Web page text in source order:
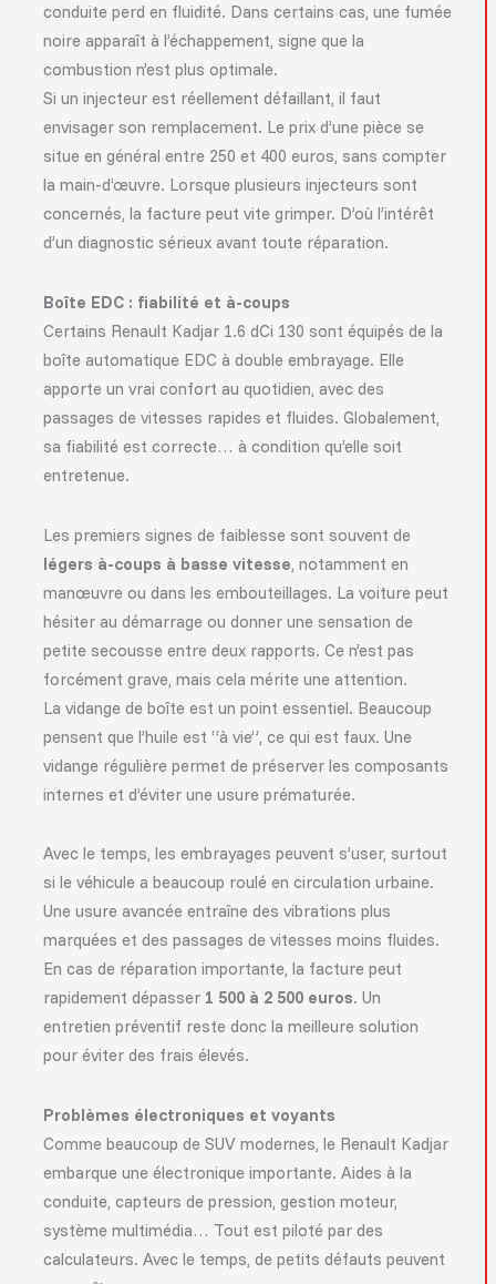
conduite perd en fluidité. Dans certains cas, une fumée
noire apparaît à l’échappement, signe que la
combustion n’est plus optimale.
Si un injecteur est réellement défaillant, il faut
envisager son remplacement. Le prix d’une pièce se
situe en général entre 250 et 400 euros, sans compter
la main-d’œuvre. Lorsque plusieurs injecteurs sont
concernés, la facture peut vite grimper. D’où l’intérêt
d’un diagnostic sérieux avant toute réparation.
Boîte EDC : fiabilité et à-coups
Certains Renault Kadjar 1.6 dCi 130 sont équipés de la
boîte automatique EDC à double embrayage. Elle
apporte un vrai confort au quotidien, avec des
passages de vitesses rapides et fluides. Globalement,
sa fiabilité est correcte… à condition qu’elle soit
entretenue.
Les premiers signes de faiblesse sont souvent de
légers à-coups à basse vitesse, notamment en
manœuvre ou dans les embouteillages. La voiture peut
hésiter au démarrage ou donner une sensation de
petite secousse entre deux rapports. Ce n’est pas
forcément grave, mais cela mérite une attention.
La vidange de boîte est un point essentiel. Beaucoup
pensent que l’huile est “à vie”, ce qui est faux. Une
vidange régulière permet de préserver les composants
internes et d’éviter une usure prématurée.
Avec le temps, les embrayages peuvent s’user, surtout
si le véhicule a beaucoup roulé en circulation urbaine.
Une usure avancée entraîne des vibrations plus
marquées et des passages de vitesses moins fluides.
En cas de réparation importante, la facture peut
rapidement dépasser 1 500 à 2 500 euros. Un
entretien préventif reste donc la meilleure solution
pour éviter des frais élevés.
Problèmes électroniques et voyants
Comme beaucoup de SUV modernes, le Renault Kadjar
embarque une électronique importante. Aides à la
conduite, capteurs de pression, gestion moteur,
système multimédia… Tout est piloté par des
calculateurs. Avec le temps, de petits défauts peuvent